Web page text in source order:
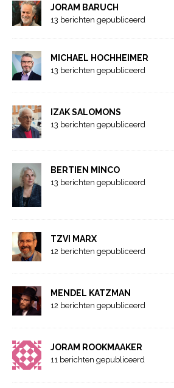
JORAM BARUCH
13 berichten gepubliceerd
MICHAEL HOCHHEIMER
13 berichten gepubliceerd
IZAK SALOMONS
13 berichten gepubliceerd
BERTIEN MINCO
13 berichten gepubliceerd
TZVI MARX
12 berichten gepubliceerd
MENDEL KATZMAN
12 berichten gepubliceerd
JORAM ROOKMAAKER
11 berichten gepubliceerd